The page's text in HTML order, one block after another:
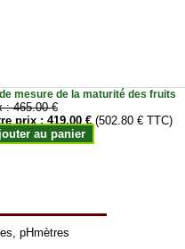
mesure de la maturité des fruits
:465.00 €
prix :419.00 € (502.80 € TTC)
au panier
, pHmètres